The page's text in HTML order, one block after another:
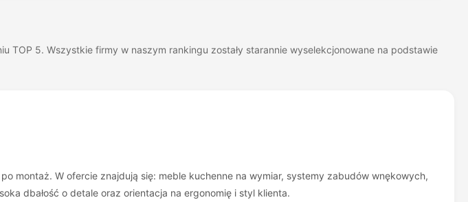
TOP 5. Wszystkie firmy w naszym rankingu zostały starannie wyselekcjonowane na podstawie
montaż. W ofercie znajdują się: meble kuchenne na wymiar, systemy zabudów wnękowych,
dbałość o detale oraz orientacja na ergonomię i styl klienta.